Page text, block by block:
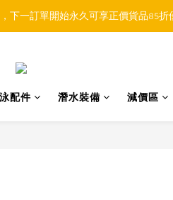
件通知功能將取代SMS短訊
下一訂單開始永久可享正價貨品85折
配件 潛水裝備 減價區